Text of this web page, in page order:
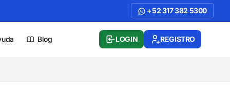
+52 317 382 5300
Blog LOGIN REGISTRO